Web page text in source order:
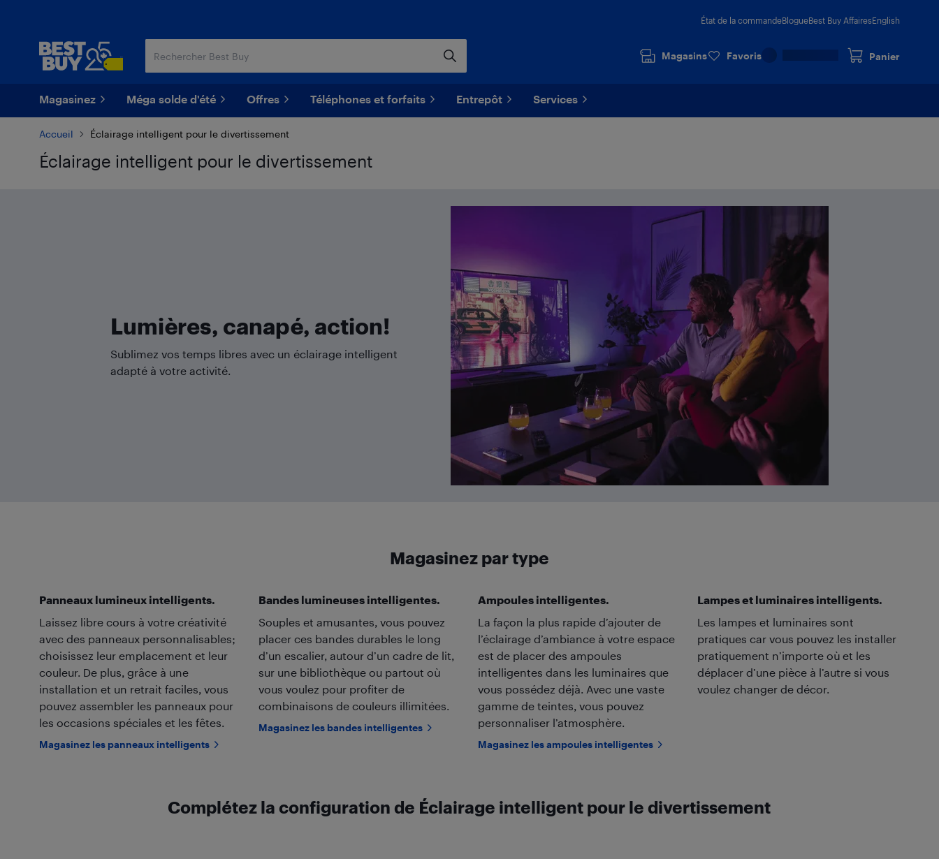
État de la commandeBlogueBest Buy AffairesEnglish
Magasins Favoris Panier
Magasinez Méga solde d'été Offres Téléphones et forfaits Entrepôt Services
Accueil Éclairage intelligent pour le divertissement
Éclairage intelligent pour le divertissement
Lumières, canapé, action!
Sublimez vos temps libres avec un éclairage intelligent
adapté à votre activité.
Magasinez par type
Panneaux lumineux intelligents.
Laissez libre cours à votre créativité
avec des panneaux personnalisables;
choisissez leur emplacement et leur
couleur. De plus, grâce à une
installation et un retrait faciles, vous
pouvez assembler les panneaux pour
les occasions spéciales et les fêtes.
Magasinez les panneaux intelligents
Bandes lumineuses intelligentes.
Souples et amusantes, vous pouvez
placer ces bandes durables le long
d’un escalier, autour d’un cadre de lit,
sur une bibliothèque ou partout où
vous voulez pour profiter de
combinaisons de couleurs illimitées.
Magasinez les bandes intelligentes
Ampoules intelligentes.
La façon la plus rapide d’ajouter de
l’éclairage d’ambiance à votre espace
est de placer des ampoules
intelligentes dans les luminaires que
vous possédez déjà. Avec une vaste
gamme de teintes, vous pouvez
personnaliser l’atmosphère.
Magasinez les ampoules intelligentes
Lampes et luminaires intelligents.
Les lampes et luminaires sont
pratiques car vous pouvez les installer
pratiquement n’importe où et les
déplacer d’une pièce à l’autre si vous
voulez changer de décor.
Complétez la configuration de Éclairage intelligent pour le divertissement